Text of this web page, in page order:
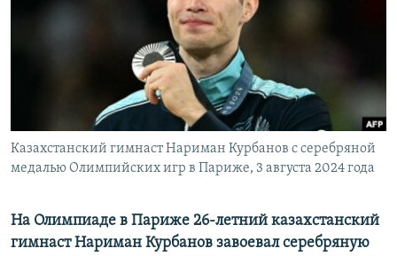
Казахстанский гимнаст Нариман Курбанов с серебряной
медалью Олимпийских игр в Париже, 3 августа 2024 года
На Олимпиаде в Париже 26-летний казахстанский
гимнаст Нариман Курбанов завоевал серебряную